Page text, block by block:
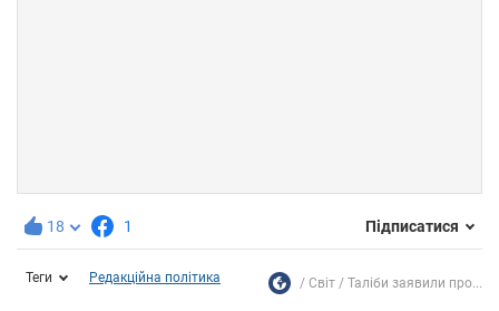
18 1 Підписатися
Теги Редакційна політика Світ Таліби заявили про...